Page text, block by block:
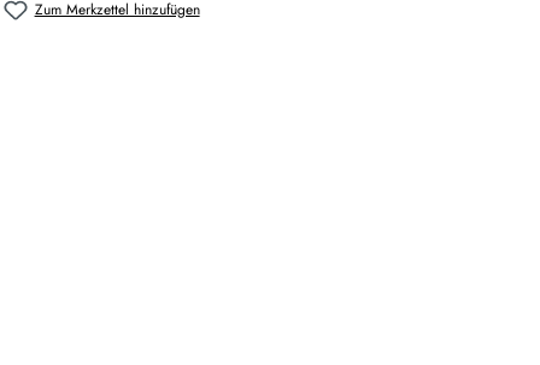
Zum Merkzettel hinzufügen